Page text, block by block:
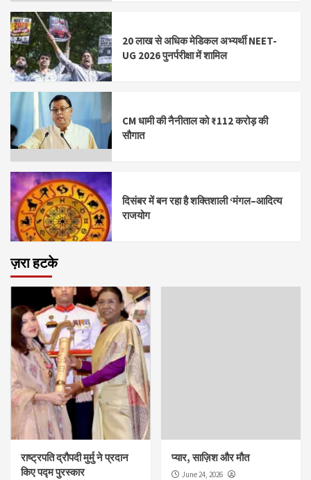
20 लाख से अधिक मेडिकल अभ्यर्थी NEET-
UG 2026 पुनर्परीक्षा में शामिल
CM धामी की नैनीताल को ₹112 करोड़ की
सौगात
दिसंबर में बन रहा है शक्तिशाली ‘मंगल–आदित्य
राजयोग
ज़रा हटके
राष्ट्रपति द्रौपदी मुर्मु ने प्रदान
किए पद्म पुरस्कार
प्यार, साज़िश और मौत
June 24, 2026